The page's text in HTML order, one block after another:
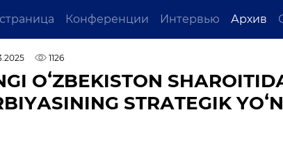
Конференции Интервью Архив
1126
ОʻZBЕKISTОN
STRАTЕGIK